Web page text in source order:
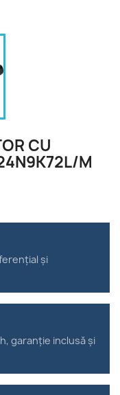
CU
M
și
garanție inclusă și